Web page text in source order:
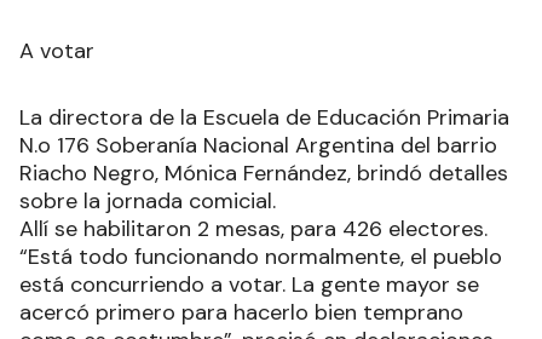
A votar
La directora de la Escuela de Educación Primaria
N.o 176 Soberanía Nacional Argentina del barrio
Riacho Negro, Mónica Fernández, brindó detalles
sobre la jornada comicial.
Allí se habilitaron 2 mesas, para 426 electores.
“Está todo funcionando normalmente, el pueblo
está concurriendo a votar. La gente mayor se
acercó primero para hacerlo bien temprano